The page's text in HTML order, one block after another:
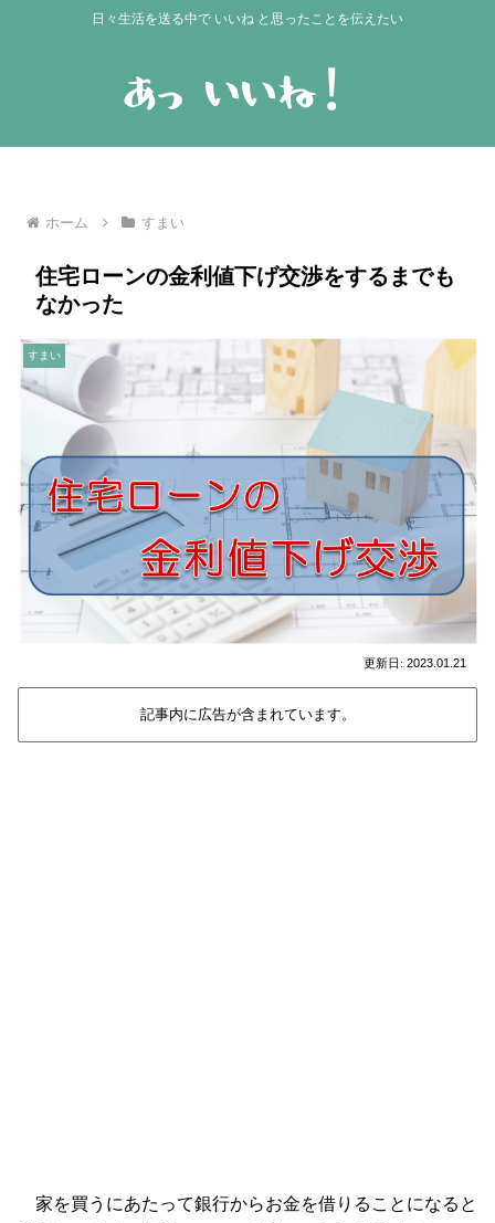
日々生活を送る中で いいね と思ったことを伝えたい
ホーム すまい
住宅ローンの金利値下げ交渉をするまでも
なかった
すまい
2023.01.21
記事内に広告が含まれています。
家を買うにあたって銀行からお金を借りることになると